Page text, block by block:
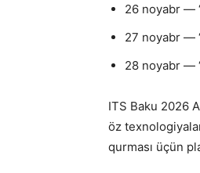
26 noyabr —
27 noyabr —
28 noyabr —
ITS Baku 2026
öz
qurması üçün